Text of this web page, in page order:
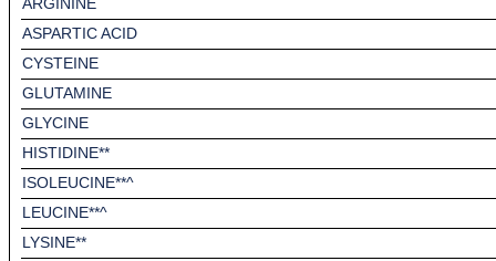
ASPARTIC ACID
CYSTEINE
GLUTAMINE
GLYCINE
HISTIDINE**
ISOLEUCINE**^
LEUCINE**^
LYSINE**